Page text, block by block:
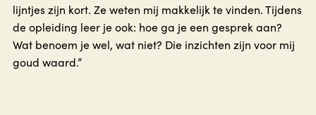
lijntjes zijn kort. Ze weten mij makkelijk te vinden. Tijdens
de opleiding leer je ook: hoe ga je een gesprek aan?
Wat benoem je wel, wat niet? Die inzichten zijn voor mij
goud waard.”